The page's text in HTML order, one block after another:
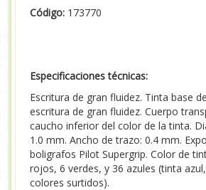
Código: 173770
Especificaciones técnicas:
Escritura de gran fluidez. Tinta base
escritura de gran fluidez. Cuerpo
caucho inferior del color de la tinta.
1.0 mm. Ancho de trazo: 0.4 mm.
boligrafos Pilot Supergrip. Color de
rojos, 6 verdes, y 36 azules (tinta
colores surtidos).